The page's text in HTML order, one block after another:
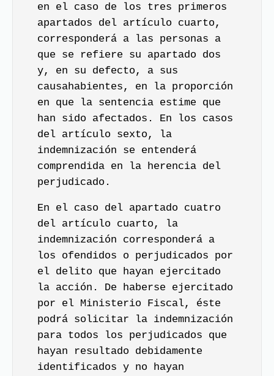
en el caso de los tres primeros
apartados del artículo cuarto,
corresponderá a las personas a
que se refiere su apartado dos
y, en su defecto, a sus
causahabientes, en la proporción
en que la sentencia estime que
han sido afectados. En los casos
del artículo sexto, la
indemnización se entenderá
comprendida en la herencia del
perjudicado.
En el caso del apartado cuatro
del artículo cuarto, la
indemnización corresponderá a
los ofendidos o perjudicados por
el delito que hayan ejercitado
la acción. De haberse ejercitado
por el Ministerio Fiscal, éste
podrá solicitar la indemnización
para todos los perjudicados que
hayan resultado debidamente
identificados y no hayan